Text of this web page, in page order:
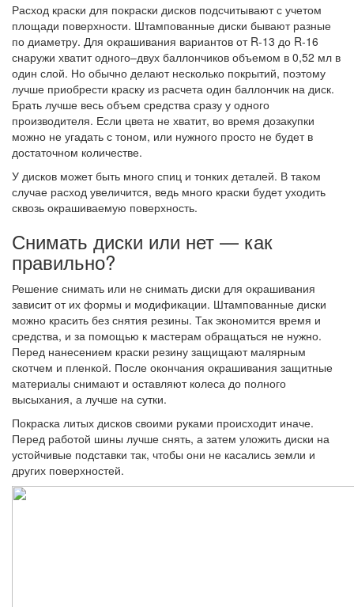
Расход краски для покраски дисков подсчитывают с учетом
площади поверхности. Штампованные диски бывают разные
по диаметру. Для окрашивания вариантов от R-13 до R-16
снаружи хватит одного–двух баллончиков объемом в 0,52 мл в
один слой. Но обычно делают несколько покрытий, поэтому
лучше приобрести краску из расчета один баллончик на диск.
Брать лучше весь объем средства сразу у одного
производителя. Если цвета не хватит, во время дозакупки
можно не угадать с тоном, или нужного просто не будет в
достаточном количестве.
У дисков может быть много спиц и тонких деталей. В таком
случае расход увеличится, ведь много краски будет уходить
сквозь окрашиваемую поверхность.
Снимать диски или нет — как
правильно?
Решение снимать или не снимать диски для окрашивания
зависит от их формы и модификации. Штампованные диски
можно красить без снятия резины. Так экономится время и
средства, и за помощью к мастерам обращаться не нужно.
Перед нанесением краски резину защищают малярным
скотчем и пленкой. После окончания окрашивания защитные
материалы снимают и оставляют колеса до полного
высыхания, а лучше на сутки.
Покраска литых дисков своими руками происходит иначе.
Перед работой шины лучше снять, а затем уложить диски на
устойчивые подставки так, чтобы они не касались земли и
других поверхностей.